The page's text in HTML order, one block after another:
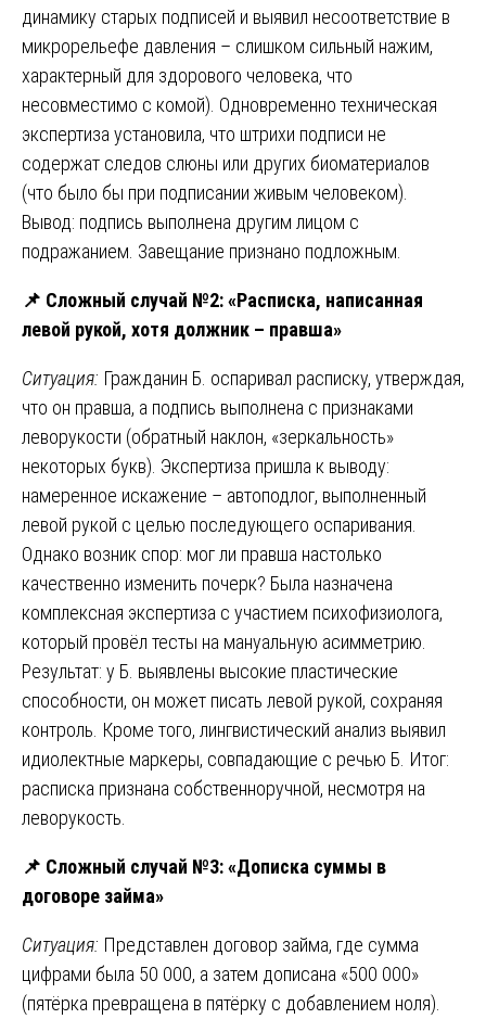
динамику старых подписей и выявил несоответствие в
микрорельефе давления – слишком сильный нажим,
характерный для здорового человека, что
несовместимо с комой). Одновременно техническая
экспертиза установила, что штрихи подписи не
содержат следов слюны или других биоматериалов
(что было бы при подписании живым человеком).
Вывод: подпись выполнена другим лицом с
подражанием. Завещание признано подложным.
📌 Сложный случай №2: «Расписка, написанная
левой рукой, хотя должник – правша»
Ситуация: Гражданин Б. оспаривал расписку, утверждая,
что он правша, а подпись выполнена с признаками
леворукости (обратный наклон, «зеркальность»
некоторых букв). Экспертиза пришла к выводу:
намеренное искажение – автоподлог, выполненный
левой рукой с целью последующего оспаривания.
Однако возник спор: мог ли правша настолько
качественно изменить почерк? Была назначена
комплексная экспертиза с участием психофизиолога,
который провёл тесты на мануальную асимметрию.
Результат: у Б. выявлены высокие пластические
способности, он может писать левой рукой, сохраняя
контроль. Кроме того, лингвистический анализ выявил
идиолектные маркеры, совпадающие с речью Б. Итог:
расписка признана собственноручной, несмотря на
леворукость.
📌 Сложный случай №3: «Дописка суммы в
договоре займа»
Ситуация: Представлен договор займа, где сумма
цифрами была 50 000, а затем дописана «500 000»
(пятёрка превращена в пятёрку с добавлением ноля).